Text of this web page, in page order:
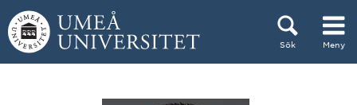
Hoppa direkt till innehållet
Sök Meny